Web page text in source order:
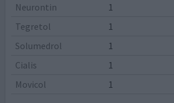
Neurontin
1
Tegretol
1
Solumedrol
1
Cialis
1
Movicol
1